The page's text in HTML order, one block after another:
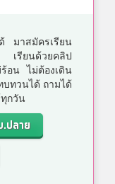
มาสมัครเรียน
เรียนด้วยคลิป
อน ไม่ต้องเดิน
บทวนได้ ถามได้
ทุกวัน
ปลาย